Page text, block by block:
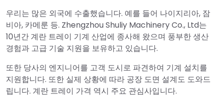
우리는 많은 외국에 수출했습니다. 예를 들어 나이지리아, 잠
비아, 카메룬 등. Zhengzhou Shuliy Machinery Co., Ltd는
10년간 계란 트레이 기계 산업에 종사해 왔으며 풍부한 생산
경험과 고급 기술 지원을 보유하고 있습니다.
또한 당사의 엔지니어를 고객 도시로 파견하여 기계 설치를
지원합니다. 또한 실제 상황에 따라 공장 도면 설계도 도와드
립니다. 계란 트레이 가격 역시 주요 관심사입니다.